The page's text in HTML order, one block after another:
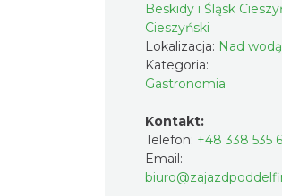
Beskidy i Śląsk
Cieszyński
Lokalizacja: Nad
Kategoria:
Gastronomia
Kontakt:
Telefon: +48 338 535
Email: